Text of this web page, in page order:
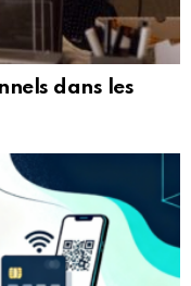
dans les